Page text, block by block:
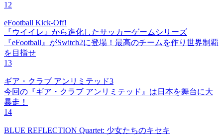
12
eFootball Kick-Off!
『ウイイレ』から進化したサッカーゲームシリーズ
『eFootball』がSwitch2に登場！最高のチームを作り世界制覇
を目指せ
13
ギア・クラブ アンリミテッド3
今回の『ギア・クラブ アンリミテッド』は日本を舞台に大
暴走！
14
BLUE REFLECTION Quartet: 少女たちのキセキ